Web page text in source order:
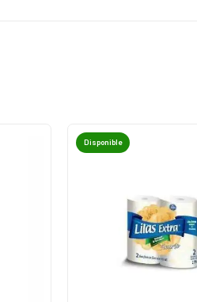
Disponible